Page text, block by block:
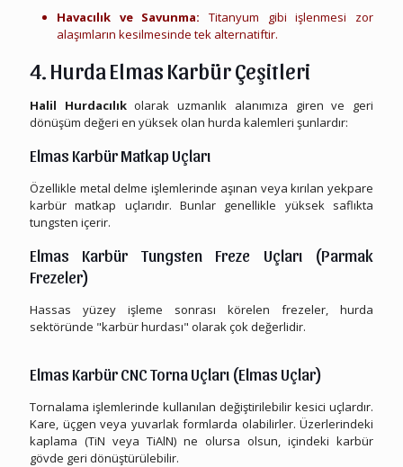
Havacılık ve Savunma: Titanyum gibi işlenmesi zor
alaşımların kesilmesinde tek alternatiftir.
4. Hurda Elmas Karbür Çeşitleri
Halil Hurdacılıkolarak uzmanlık alanımıza giren ve geri
dönüşüm değeri en yüksek olan hurda kalemleri şunlardır:
Elmas Karbür Matkap Uçları
Özellikle metal delme işlemlerinde aşınan veya kırılan yekpare
karbür matkap uçlarıdır. Bunlar genellikle yüksek saflıkta
tungsten içerir.
Elmas Karbür Tungsten Freze Uçları (Parmak
Frezeler)
Hassas yüzey işleme sonrası körelen frezeler, hurda
sektöründe "karbür hurdası" olarak çok değerlidir.
Elmas Karbür CNC Torna Uçları (Elmas Uçlar)
Tornalama işlemlerinde kullanılan değiştirilebilir kesici uçlardır.
Kare, üçgen veya yuvarlak formlarda olabilirler. Üzerlerindeki
kaplama (TiN veya TiAlN) ne olursa olsun, içindeki karbür
gövde geri dönüştürülebilir.